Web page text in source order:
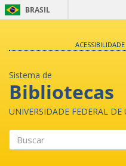
BRASIL
ACESSIBILIDADE
Sistema de
Bibliotecas
UNIVERSIDADE FEDERAL